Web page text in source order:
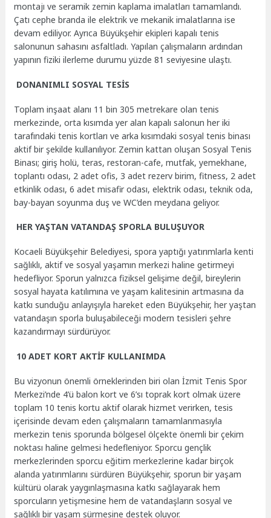
montajı ve seramik zemin kaplama imalatları tamamlandı.
Çatı cephe branda ile elektrik ve mekanik imalatlarına ise
devam ediliyor. Ayrıca Büyükşehir ekipleri kapalı tenis
salonunun sahasını asfaltladı. Yapılan çalışmaların ardından
yapının fiziki ilerleme durumu yüzde 81 seviyesine ulaştı.
DONANIMLI SOSYAL TESİS
Toplam inşaat alanı 11 bin 305 metrekare olan tenis
merkezinde, orta kısımda yer alan kapalı salonun her iki
tarafındaki tenis kortları ve arka kısımdaki sosyal tenis binası
aktif bir şekilde kullanılıyor. Zemin kattan oluşan Sosyal Tenis
Binası; giriş holü, teras, restoran-cafe, mutfak, yemekhane,
toplantı odası, 2 adet ofis, 3 adet rezerv birim, fitness, 2 adet
etkinlik odası, 6 adet misafir odası, elektrik odası, teknik oda,
bay-bayan soyunma duş ve WC’den meydana geliyor.
HER YAŞTAN VATANDAŞ SPORLA BULUŞUYOR
Kocaeli Büyükşehir Belediyesi, spora yaptığı yatırımlarla kenti
sağlıklı, aktif ve sosyal yaşamın merkezi haline getirmeyi
hedefliyor. Sporun yalnızca fiziksel gelişime değil, bireylerin
sosyal hayata katılımına ve yaşam kalitesinin artmasına da
katkı sunduğu anlayışıyla hareket eden Büyükşehir, her yaştan
vatandaşın sporla buluşabileceği modern tesisleri şehre
kazandırmayı sürdürüyor.
10 ADET KORT AKTİF KULLANIMDA
Bu vizyonun önemli örneklerinden biri olan İzmit Tenis Spor
Merkezi’nde 4’ü balon kort ve 6’sı toprak kort olmak üzere
toplam 10 tenis kortu aktif olarak hizmet verirken, tesis
içerisinde devam eden çalışmaların tamamlanmasıyla
merkezin tenis sporunda bölgesel ölçekte önemli bir çekim
noktası haline gelmesi hedefleniyor. Sporcu gençlik
merkezlerinden sporcu eğitim merkezlerine kadar birçok
alanda yatırımlarını sürdüren Büyükşehir, sporun bir yaşam
kültürü olarak yaygınlaşmasına katkı sağlayarak hem
sporcuların yetişmesine hem de vatandaşların sosyal ve
sağlıklı bir yaşam sürmesine destek oluyor.